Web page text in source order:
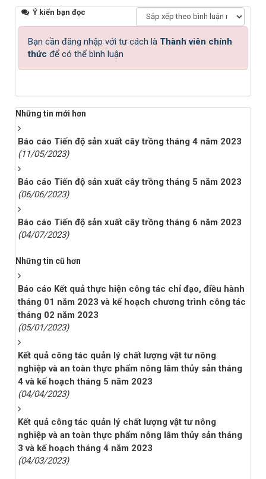
Ý kiến bạn đọc
Bạn cần đăng nhập với tư cách là Thành viên chính
thức để có thể bình luận
Những tin mới hơn
Báo cáo Tiến độ sản xuất cây trồng tháng 4 năm 2023
(11/05/2023)
Báo cáo Tiến độ sản xuất cây trồng tháng 5 năm 2023
(06/06/2023)
Báo cáo Tiến độ sản xuất cây trồng tháng 6 năm 2023
(04/07/2023)
Những tin cũ hơn
Báo cáo Kết quả thực hiện công tác chỉ đạo, điều hành
tháng 01 năm 2023 và kế hoạch chương trình công tác
tháng 02 năm 2023
(05/01/2023)
Kết quả công tác quản lý chất lượng vật tư nông
nghiệp và an toàn thực phẩm nông lâm thủy sản tháng
4 và kế hoạch tháng 5 năm 2023
(04/04/2023)
Kết quả công tác quản lý chất lượng vật tư nông
nghiệp và an toàn thực phẩm nông lâm thủy sản tháng
3 và kế hoạch tháng 4 năm 2023
(04/03/2023)